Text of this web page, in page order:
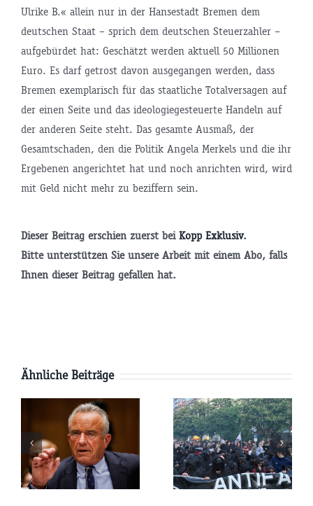
Ulrike B.« allein nur in der Hansestadt Bremen dem
deutschen Staat – sprich dem deutschen Steuerzahler –
aufgebürdet hat: Geschätzt werden aktuell 50 Millionen
Euro. Es darf getrost davon ausgegangen werden, dass
Bremen exemplarisch für das staatliche Totalversagen auf
der einen Seite und das ideologiegesteuerte Handeln auf
der anderen Seite steht. Das gesamte Ausmaß, der
Gesamtschaden, den die Politik Angela Merkels und die ihr
Ergebenen angerichtet hat und noch anrichten wird, wird
mit Geld nicht mehr zu beziffern sein.
Dieser Beitrag erschien zuerst bei Kopp Exklusiv.
Bitte unterstützen Sie unsere Arbeit mit einem Abo, falls
Ihnen dieser Beitrag gefallen hat.
Ähnliche Beiträge
AfD-
Parteitag:
Wird die
Terroristen-
Pläne:
Werden die
USA
Russland